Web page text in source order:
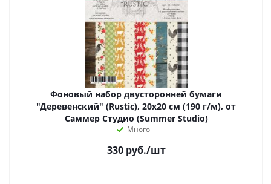
Фоновый набор двусторонней бумаги
"Деревенский" (Rustic), 20х20 см (190 г/м), от
Саммер Студио (Summer Studio)
Много
330руб./шт